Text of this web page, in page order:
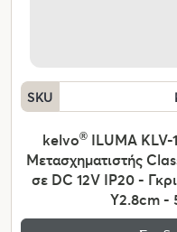
SKU
kelvo®ILUMA KLV-
Μετασχηματιστής
σε DC 12V IP20 -
Υ2.8cm -